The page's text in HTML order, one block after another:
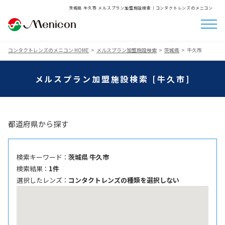
茨城県 牛久市 メルスプラン加盟施設検索│コンタクトレンズのメニコン
コンタクトレンズのメニコン HOME メルスプラン加盟施設検索 茨城県 牛久市
メルスプラン加盟施設検索 [牛久市]
都道府県から探す
検索キーワード ： 茨城県 牛久市
検索結果 ： 1件
選択したレンズ ： コンタクトレンズの種類を選択しない